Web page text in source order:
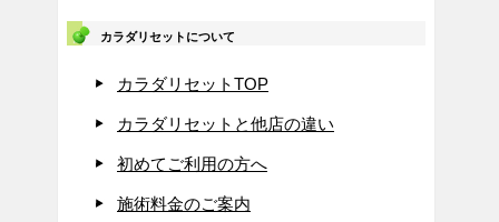
カラダリセットについて
カラダリセットTOP
カラダリセットと他店の違い
初めてご利用の方へ
施術料金のご案内